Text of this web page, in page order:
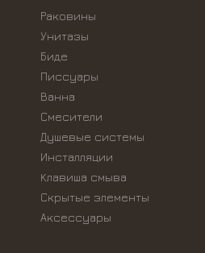
Раковины
Унитазы
Биде
Писсуары
Ванна
Смесители
Душевые системы
Инсталляции
Kлавиша смыва
Скрытые элементы
Аксессуары